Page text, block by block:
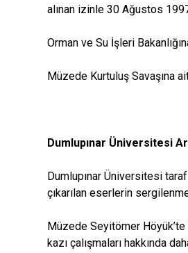
alınan izinle 30 Ağustos
Orman ve Su İşleri
Müzede Kurtuluş Savaşına
Dumlupınar Üniversitesi
Dumlupınar Üniversitesi
çıkarılan eserlerin
Müzede Seyitömer Höyük’te
kazı çalışmaları hakkında